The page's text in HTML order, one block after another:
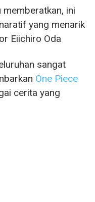
ini
yang menarik
Eiichiro Oda
sangat
One Piece
cerita yang